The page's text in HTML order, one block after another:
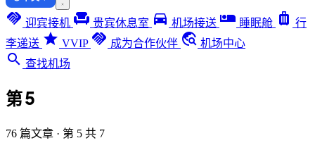
handshake 迎宾接机 chair 贵宾休息室 directions_car 机场接送 airline_seat_individual_suite 睡眠舱 luggage 行
李递送 star VVIP handshake 成为合作伙伴 travel_explore 机场中心
search 查找机场
第 5
76 篇文章 · 第 5 共 7